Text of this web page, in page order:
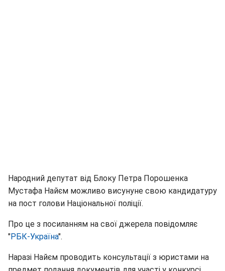
Народний депутат від Блоку Петра Порошенка
Мустафа Найєм можливо висунуне свою кандидатуру
на пост голови Національної поліції.
Про це з посиланням на свої джерела повідомляє
"РБК-Україна".
Наразі Найєм проводить консультації з юристами на